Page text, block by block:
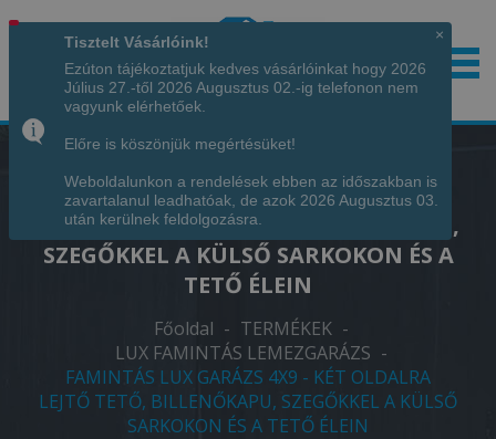
Hívjon minket!+36 70 7342034
FAMINTÁS LUX GARÁZS 4X9 - KÉT
OLDALRA LEJTŐ TETŐ, BILLENŐKAPU,
SZEGŐKKEL A KÜLSŐ SARKOKON ÉS A
TETŐ ÉLEIN
Főoldal - TERMÉKEK -
LUX FAMINTÁS LEMEZGARÁZS -
FAMINTÁS LUX GARÁZS 4X9 - KÉT OLDALRA
LEJTŐ TETŐ, BILLENŐKAPU, SZEGŐKKEL A KÜLSŐ
SARKOKON ÉS A TETŐ ÉLEIN
×
Tisztelt Vásárlóink!
Ezúton tájékoztatjuk kedves vásárlóinkat hogy 2026
Július 27.-től 2026 Augusztus 02.-ig telefonon nem
vagyunk elérhetőek.
Előre is köszönjük megértésüket!
Weboldalunkon a rendelések ebben az időszakban is
zavartalanul leadhatóak, de azok 2026 Augusztus 03.
után kerülnek feldolgozásra.